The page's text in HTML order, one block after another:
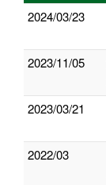
2024/03/23
2023/11/05
2023/03/21
2022/03